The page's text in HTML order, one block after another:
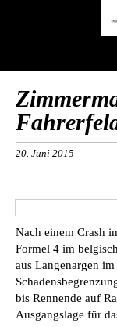
20. Juni 2015
Nach einem Crash
Formel 4 im
aus Langenargen
bis Rennende auf
Ausgangslage für